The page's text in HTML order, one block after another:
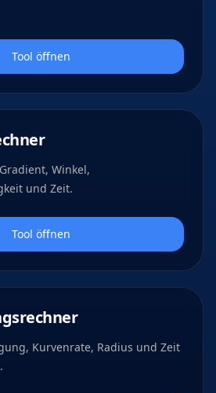
Tool öffnen
Winkel,
und Zeit.
Tool öffnen
Kurvenrate, Radius und Zeit